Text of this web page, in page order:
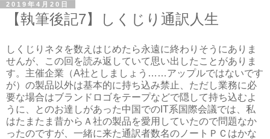
2019年4月20日
【執筆後記7】しくじり通訳人生
しくじりネタを数えはじめたら永遠に終わりそうにありま
せんが、この回を読み返していて思い出したことがありま
す。主催企業（A社としましょう……アップルではないです
が）の製品以外は基本的に持ち込み禁止、ただし業務に必
要な場合はブランドロゴをテープなどで隠して持ち込むよ
うに、とのお達しがあった中国でのIT系国際会議では、私
はたまたま昔からＡ社の製品を愛用していたので問題なか
ったのですが、一緒に来た通訳者数名のノートＰＣはかな